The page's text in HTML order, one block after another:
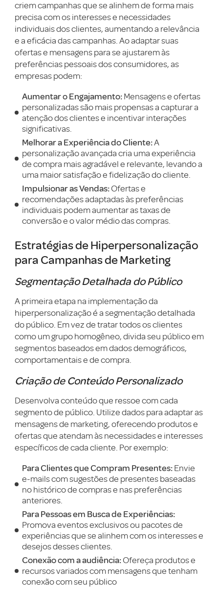
criem campanhas que se alinhem de forma mais
precisa com os interesses e necessidades
individuais dos clientes, aumentando a relevância
e a eficácia das campanhas. Ao adaptar suas
ofertas e mensagens para se ajustarem às
preferências pessoais dos consumidores, as
empresas podem:
Aumentar o Engajamento: Mensagens e ofertas
personalizadas são mais propensas a capturar a
atenção dos clientes e incentivar interações
significativas.
Melhorar a Experiência do Cliente:A
personalização avançada cria uma experiência
de compra mais agradável e relevante, levando a
uma maior satisfação e fidelização do cliente.
Impulsionar as Vendas: Ofertas e
recomendações adaptadas às preferências
individuais podem aumentar as taxas de
conversão e o valor médio das compras.
Estratégias de Hiperpersonalização
para Campanhas de Marketing
Segmentação Detalhada do Público
A primeira etapa na implementação da
hiperpersonalização é a segmentação detalhada
do público. Em vez de tratar todos os clientes
como um grupo homogêneo, divida seu público em
segmentos baseados em dados demográficos,
comportamentais e de compra.
Criação de Conteúdo Personalizado
Desenvolva conteúdo que ressoe com cada
segmento de público. Utilize dados para adaptar as
mensagens de marketing, oferecendo produtos e
ofertas que atendam às necessidades e interesses
específicos de cada cliente. Por exemplo:
Para Clientes que Compram Presentes: Envie
e-mails com sugestões de presentes baseadas
no histórico de compras e nas preferências
anteriores.
Para Pessoas em Busca de Experiências:
Promova eventos exclusivos ou pacotes de
experiências que se alinhem com os interesses e
desejos desses clientes.
Conexão com a audiência: Ofereça produtos e
recursos variados com mensagens que tenham
conexão com seu público